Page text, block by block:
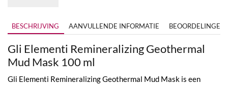
BESCHRIJVING AANVULLENDE INFORMATIE BEOORDELINGEN
Gli Elementi Remineralizing Geothermal
Mud Mask 100 ml
Gli Elementi Remineralizing Geothermal Mud Mask is een